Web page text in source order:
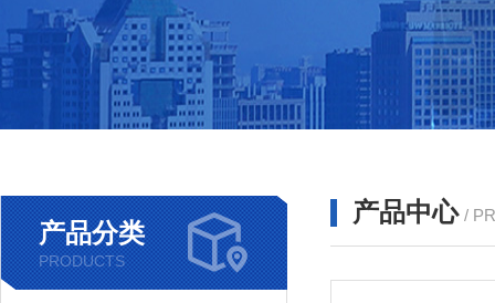
产品分类
PRODUCTS
产品中心 /